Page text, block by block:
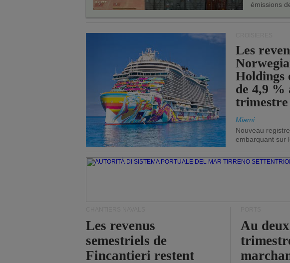
émissions
Les
Holdings
de 4,9 %
trimestre
Miami
Nouveau
embarquant sur
Les revenus
semestriels de
Fincantieri restent
Au